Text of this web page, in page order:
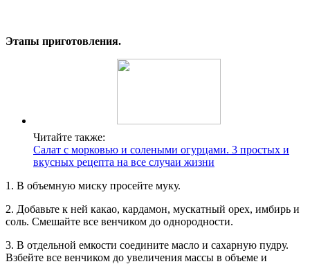
Этапы приготовления.
Читайте также:
Салат с морковью и солеными огурцами. 3 простых и
вкусных рецепта на все случаи жизни
1. В объемную миску просейте муку.
2. Добавьте к ней какао, кардамон, мускатный орех, имбирь и
соль. Смешайте все венчиком до однородности.
3. В отдельной емкости соедините масло и сахарную пудру.
Взбейте все венчиком до увеличения массы в объеме и